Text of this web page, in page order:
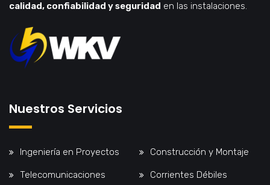
calidad, confiabilidad y seguridad en las instalaciones.
Nuestros Servicios
Ingeniería en Proyectos Construcción y Montaje
Telecomunicaciones Corrientes Débiles